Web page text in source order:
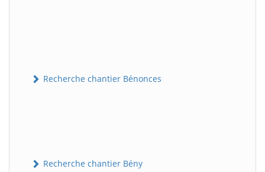
Recherche chantier Bénonces
Recherche chantier Bény